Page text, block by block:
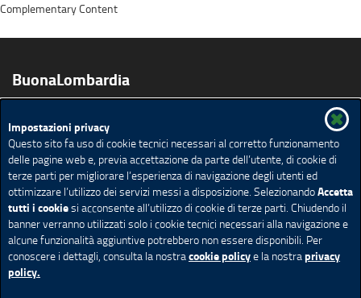
Impostazioni privacy
Questo sito fa uso di cookie tecnici necessari al corretto funzionamento
delle pagine web e, previa accettazione da parte dell’utente, di cookie di
terze parti per migliorare l’esperienza di navigazione degli utenti ed
ottimizzare l’utilizzo dei servizi messi a disposizione. SelezionandoAccetta
tutti i cookiesi acconsente all’utilizzo di cookie di terze parti. Chiudendo il
banner verranno utilizzati solo i cookie tecnici necessari alla navigazione e
alcune funzionalità aggiuntive potrebbero non essere disponibili. Per
conoscere i dettagli, consulta la nostracookie policye la nostraprivacy
policy.
BuonaLombardia
Prodotti Vini
Biologico
Agriturismi e Fattorie Didattiche
Ricette
Pubblicazioni app e video
Agenda
Ricerca avanzata
Mappa del sito
Feed Rss
Redazione
Privacy Note Legali
Accessibilità
Cookie policy
Impostazione Cookie
Complementary Content